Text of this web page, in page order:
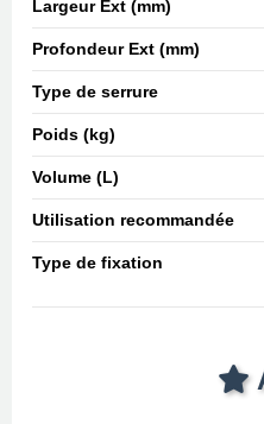
Largeur Ext (mm)
Profondeur Ext (mm)
Type de serrure
Poids (kg)
Volume (L)
Utilisation recommandée
Type de fixation